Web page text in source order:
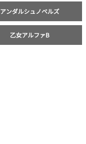
アンダルシュノベルズ
乙女アルファB